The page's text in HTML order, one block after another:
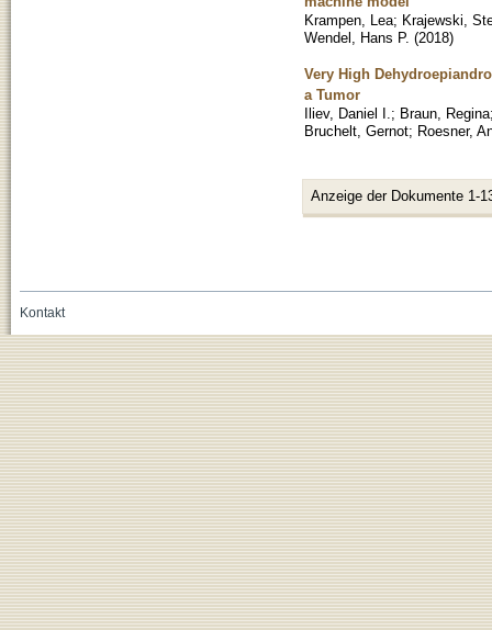
Krampen, Lea; Krajewski,
Wendel, Hans P. (2018)
Very High
a Tumor
Iliev, Daniel I. ; Braun, Regina
Bruchelt, Gernot; Roesner,
Anzeige der Dokumente 1-
Kontakt